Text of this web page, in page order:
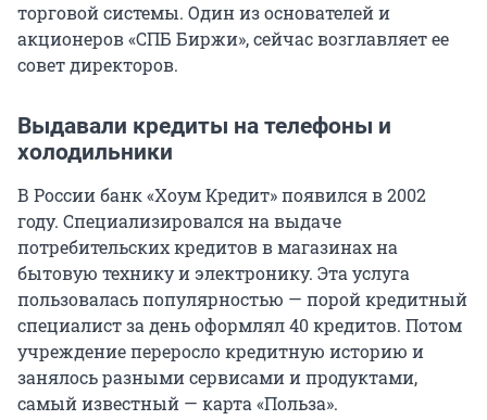
торговой системы. Один из основателей и
акционеров «СПБ Биржи», сейчас возглавляет ее
совет директоров.
Выдавали кредиты на телефоны и
холодильники
В России банк «Хоум Кредит» появился в 2002
году. Специализировался на выдаче
потребительских кредитов в магазинах на
бытовую технику и электронику. Эта услуга
пользовалась популярностью — порой кредитный
специалист за день оформлял 40 кредитов. Потом
учреждение переросло кредитную историю и
занялось разными сервисами и продуктами,
самый известный — карта «Польза».